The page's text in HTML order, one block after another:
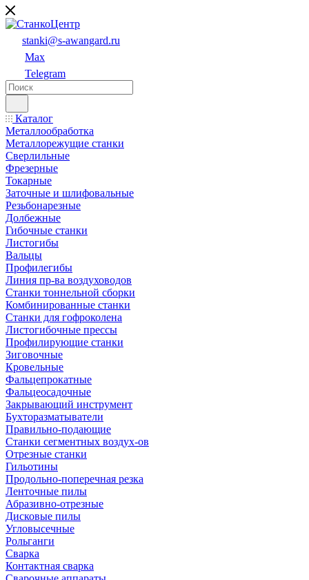
stanki@s-awangard.ru
Max
Telegram
Каталог
Металлообработка
Металлорежущие станки
Сверлильные
Фрезерные
Токарные
Заточные и шлифовальные
Резьбонарезные
Долбежные
Гибочные станки
Листогибы
Вальцы
Профилегибы
Линия пр-ва воздуховодов
Станки тоннельной сборки
Комбинированные станки
Станки для гофроколена
Листогибочные прессы
Профилирующие станки
Зиговочные
Кровельные
Фальцепрокатные
Фальцеосадочные
Закрывающий инструмент
Бухторазматыватели
Правильно-подающие
Станки сегментных воздух-ов
Отрезные станки
Гильотины
Продольно-поперечная резка
Ленточные пилы
Абразивно-отрезные
Дисковые пилы
Угловысечные
Рольганги
Сварка
Контактная сварка